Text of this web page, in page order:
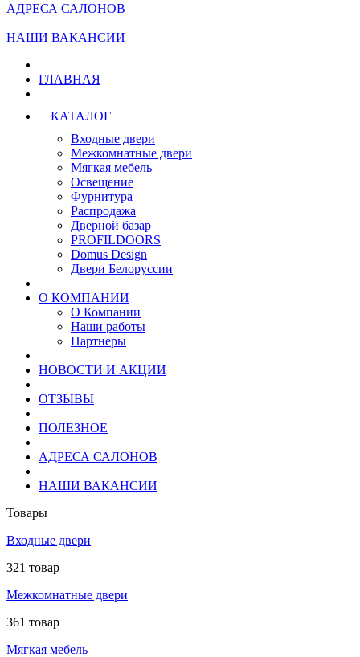
АДРЕСА САЛОНОВ
НАШИ ВАКАНСИИ
ГЛАВНАЯ
КАТАЛОГ
Входные двери
Межкомнатные двери
Мягкая мебель
Освещение
Фурнитура
Распродажа
Дверной базар
PROFILDOORS
Domus Design
Двери Белоруссии
О КОМПАНИИ
О Компании
Наши работы
Партнеры
НОВОСТИ И АКЦИИ
ОТЗЫВЫ
ПОЛЕЗНОЕ
АДРЕСА САЛОНОВ
НАШИ ВАКАНСИИ
Товары
Входные двери
321 товар
Межкомнатные двери
361 товар
Мягкая мебель